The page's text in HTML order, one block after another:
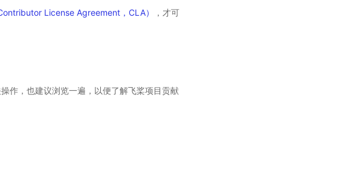
License Agreement，CLA）
，才可
作，也建议浏览一遍，以便了解飞桨项目贡献